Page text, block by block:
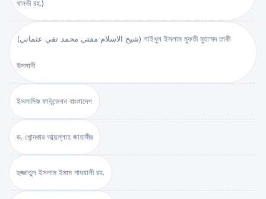
থানভী রহ.)
(شيخ الاسلام مفتي محمد تقي عثماني) শাইখুল ইসলাম মুফতী মুহাম্মদ তাকী
উসমানী
ইসলামিক ফাউন্ডেশন বাংলাদেশ
ড. খোন্দকার আব্দুল্লাহ জাহাঙ্গীর
হুজ্জাতুল ইসলাম ইমাম গাযযালী রহ.